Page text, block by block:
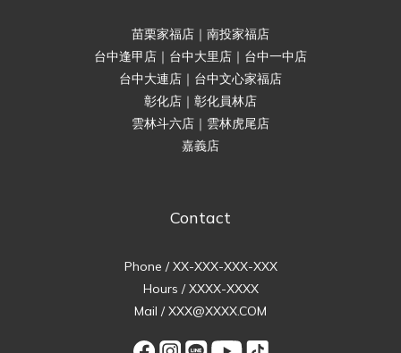
苗栗家福店｜南投家福店
台中逢甲店｜台中大里店｜台中一中店
台中大連店｜台中文心家福店
彰化店｜彰化員林店
雲林斗六店｜雲林虎尾店
嘉義店
Contact
Phone / XX-XXX-XXX-XXX
Hours / XXXX-XXXX
Mail / XXX@XXXX.COM